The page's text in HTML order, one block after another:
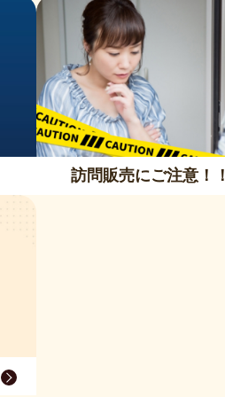
訪問販売にご注意！！